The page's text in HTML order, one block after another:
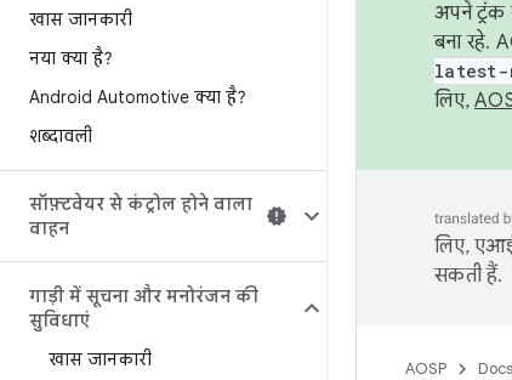
खास जानकारी
नया क्या है?
Android Automotive क्या है?
शब्दावली
सॉफ़्टवेयर से कंट्रोल होने वाला
वाहन
गाड़ी में सूचना और मनोरंजन की
सुविधाएं
खास जानकारी
अपने ट्रंक
बना रहे.
latest-
लिए,
लिए,
सकती हैं.
AOSP Docs